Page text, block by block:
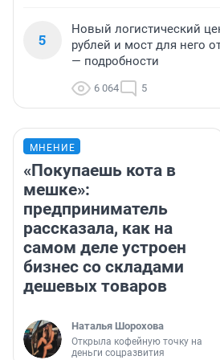
5
Новый логистический
рублей и мост для него
— подробности
6 064 5
МНЕНИЕ
«Покупаешь кота в
мешке»:
предприниматель
рассказала, как на
самом деле устроен
бизнес со складами
дешевых товаров
Наталья Шорохова
Открыла кофейную точку на
деньги соцразвития